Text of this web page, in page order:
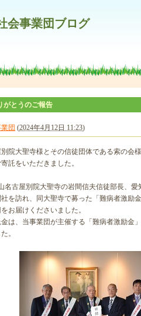
会事業団ブログ
とうのご報告
団 (2024年4月12日 11:23)
院大聖寺様とその信徒団体である索の会
託をいただきました。
名古屋別院大聖寺の岩間信夫信徒部長、
を訪れ、同大聖寺で募った「難病者激励
お届けくださいました。
は、当事業団が主催する「難病者激励金
。